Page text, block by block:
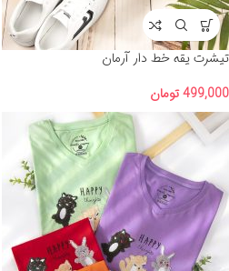
تیشرت یقه خط دار آرمان
499,000تومان